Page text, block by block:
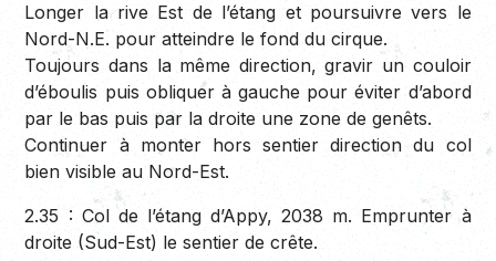
Longer la rive Est de l’étang et poursuivre vers le
Nord-N.E. pour atteindre le fond du cirque.
Toujours dans la même direction, gravir un couloir
d’éboulis puis obliquer à gauche pour éviter d’abord
par le bas puis par la droite une zone de genêts.
Continuer à monter hors sentier direction du col
bien visible au Nord-Est.
2.35 : Col de l’étang d’Appy, 2038 m. Emprunter à
droite (Sud-Est) le sentier de crête.